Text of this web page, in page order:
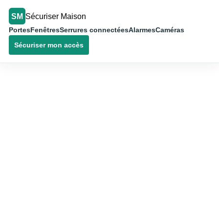
SM Sécuriser Maison
PortesFenêtresSerrures connectéesAlarmesCaméras
Sécuriser mon accès